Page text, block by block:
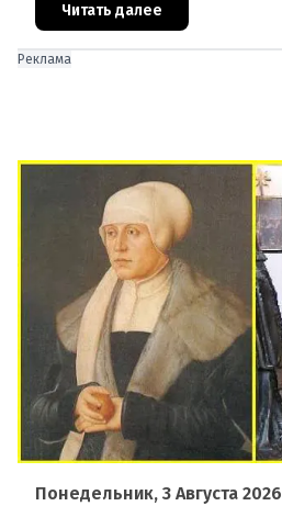
ответа от министра наук
Читать далее
Реклама
Понедельник, 3 Августа 2026